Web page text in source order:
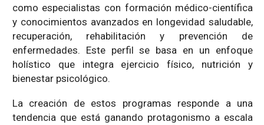
como especialistas con formación médico-científica
y conocimientos avanzados en longevidad saludable,
recuperación, rehabilitación y prevención de
enfermedades. Este perfil se basa en un enfoque
holístico que integra ejercicio físico, nutrición y
bienestar psicológico.
La creación de estos programas responde a una
tendencia que está ganando protagonismo a escala